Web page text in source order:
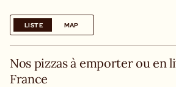
LISTE MAP
Nos pizzas à emporter ou en
France